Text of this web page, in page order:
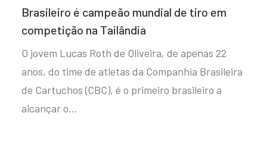
Brasileiro é campeão mundial de tiro em
competição na Tailândia
O jovem Lucas Roth de Oliveira, de apenas 22
anos, do time de atletas da Companhia Brasileira
de Cartuchos (CBC), é o primeiro brasileiro a
alcançar o…